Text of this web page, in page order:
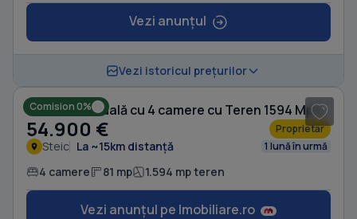
Vezi anunțul
Vezi istoricul prețurilor
Comision 0% Casă individuală cu 4 camere cu Teren 1594 Mp în Steic
54.900 € Proprietar
Steic La ~15km distanță 1 lună în urmă
4 camere 81 mp 1.594 mp teren
Vezi anunțul pe Imobiliare.ro